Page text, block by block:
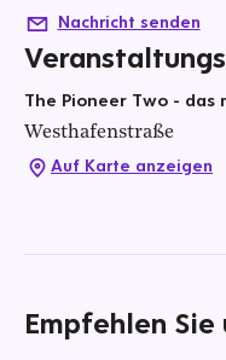
Nachricht senden
The Pioneer Two -
Westhafenstraße
Auf Karte anzeigen
Empfehlen